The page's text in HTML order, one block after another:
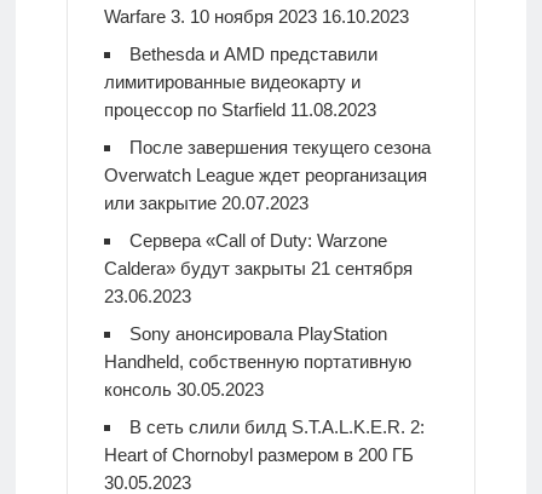
Warfare 3. 10 ноября 2023 16.10.2023
Bethesda и AMD представили
лимитированные видеокарту и
процессор по Starfield 11.08.2023
После завершения текущего сезона
Overwatch League ждет реорганизация
или закрытие 20.07.2023
Сервера «Call of Duty: Warzone
Caldera» будут закрыты 21 сентября
23.06.2023
Sony анонсировала PlayStation
Handheld, собственную портативную
консоль 30.05.2023
В сеть слили билд S.T.A.L.K.E.R. 2:
Heart of Chornobyl размером в 200 ГБ
30.05.2023